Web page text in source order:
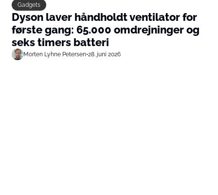
Gadgets
Dyson laver håndholdt ventilator for
første gang: 65.000 omdrejninger og
seks timers batteri
Morten Lyhne Petersen•28. juni 2026